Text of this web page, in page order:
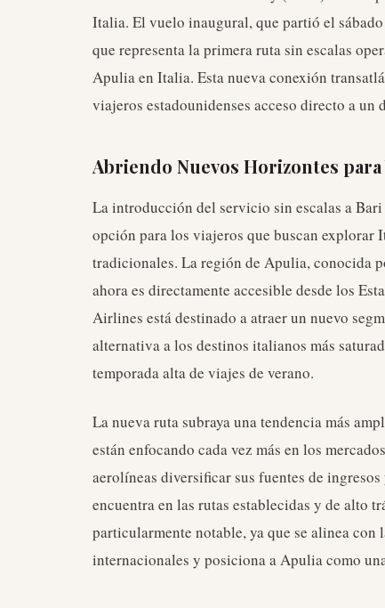
Italia. El vuelo inaugural, que partió el
que representa la primera ruta sin escalas
Apulia en Italia. Esta nueva conexión
viajeros estadounidenses acceso directo a
Abriendo Nuevos Horizontes
La introducción del servicio sin escalas a
opción para los viajeros que buscan explorar
tradicionales. La región de Apulia, conocida
ahora es directamente accesible desde los
Airlines está destinado a atraer un nuevo
alternativa a los destinos italianos más
temporada alta de viajes de verano.
La nueva ruta subraya una tendencia más
están enfocando cada vez más en los
aerolíneas diversificar sus fuentes de
encuentra en las rutas establecidas y de alto
particularmente notable, ya que se alinea con
internacionales y posiciona a Apulia como